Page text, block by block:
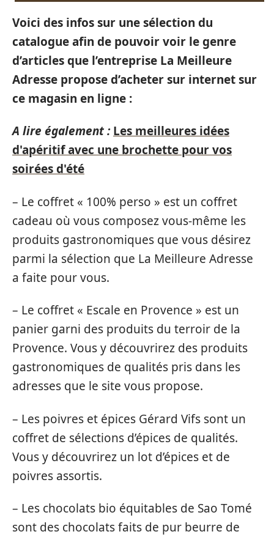
Voici des infos sur une sélection du
catalogue afin de pouvoir voir le genre
d’articles que l’entreprise La Meilleure
Adresse propose d’acheter sur internet sur
ce magasin en ligne :
A lire également : Les meilleures idées
d'apéritif avec une brochette pour vos
soirées d'été
– Le coffret « 100% perso » est un coffret
cadeau où vous composez vous-même les
produits gastronomiques que vous désirez
parmi la sélection que La Meilleure Adresse
a faite pour vous.
– Le coffret « Escale en Provence » est un
panier garni des produits du terroir de la
Provence. Vous y découvrirez des produits
gastronomiques de qualités pris dans les
adresses que le site vous propose.
– Les poivres et épices Gérard Vifs sont un
coffret de sélections d’épices de qualités.
Vous y découvrirez un lot d’épices et de
poivres assortis.
– Les chocolats bio équitables de Sao Tomé
sont des chocolats faits de pur beurre de